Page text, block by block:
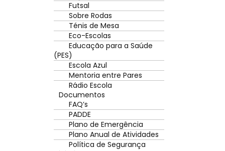
Futsal
Sobre Rodas
Ténis de Mesa
Eco-Escolas
Educação para a Saúde
(PES)
Escola Azul
Mentoria entre Pares
Rádio Escola
Documentos
FAQ’s
PADDE
Plano de Emergência
Plano Anual de Atividades
Política de Segurança